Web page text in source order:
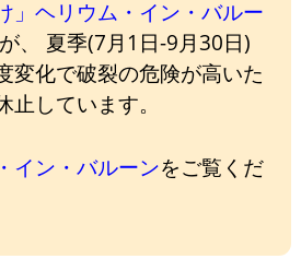
」ヘリウム・イン・バルー
、 夏季(7月1日-9月30日)
変化で破裂の危険が高いた
しています。
イン・バルーンをご覧くだ